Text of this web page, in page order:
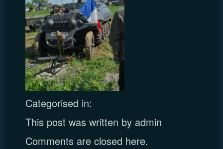
Categorised in:
This post was written by admin
Comments are closed here.